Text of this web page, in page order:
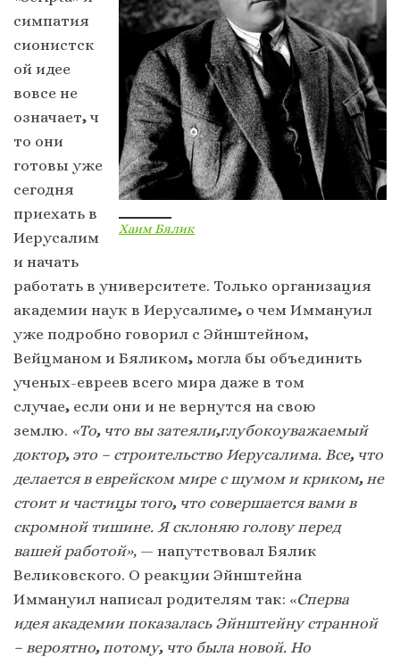
Хаим Бялик
симпатия
сионистск
ой идее
вовсе не
означает,ч
то они
готовы уже
сегодня
приехать в
Иерусалим
и начать
работать в университете. Только организация
академии наук в Иерусалиме, о чем Иммануил
уже подробно говорил с Эйнштейном,
Вейцманом и Бяликом, могла бы объединить
ученых-евреев всего мира даже в том
случае, если они и не вернутся на свою
землю. «То,что вы затеяли,глубокоуважаемый
доктор,это – строительство Иерусалима. Все,что
делается в еврейском мире с шумом и криком,не
стоит и частицы того,что совершается вами в
скромной тишине. Я склоняю голову перед
вашей работой», — напутствовал Бялик
Великовского. О реакции Эйнштейна
Иммануил написал родителям так: «Сперва
идея академии показалась Эйнштейну странной
– вероятно,потому,что была новой. Но